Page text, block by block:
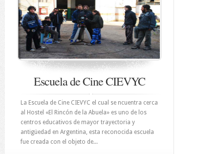
Escuela de Cine CIEVYC
La Escuela de Cine CIEVYC el cual se ncuentra cerca
al Hostel «El Rincón de la Abuela» es uno de los
centros educativos de mayor trayectoria y
antigüedad en Argentina, esta reconocida escuela
fue creada con el objeto de...